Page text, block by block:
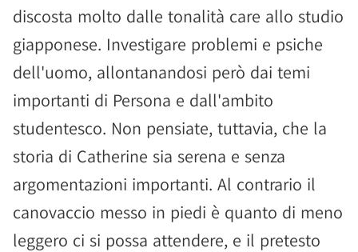
discosta molto dalle tonalità care allo studio
giapponese. Investigare problemi e psiche
dell'uomo, allontanandosi però dai temi
importanti di Persona e dall'ambito
studentesco. Non pensiate, tuttavia, che la
storia di Catherine sia serena e senza
argomentazioni importanti. Al contrario il
canovaccio messo in piedi è quanto di meno
leggero ci si possa attendere, e il pretesto